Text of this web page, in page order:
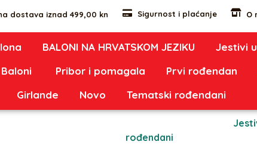
dostava iznad 499,00 kn Sigurnost i plaćanje O
BALONI NA HRVATSKOM JEZIKU
Jestivi
Baloni Pribor i pomagala Prvi rođendan
Girlande
Novo Tematski rođendani
rođendani